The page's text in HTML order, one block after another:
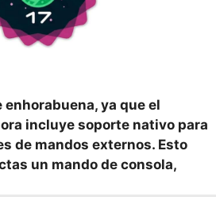
ya que el
incluye soporte nativo para
de mandos externos. Esto
un mando de consola,